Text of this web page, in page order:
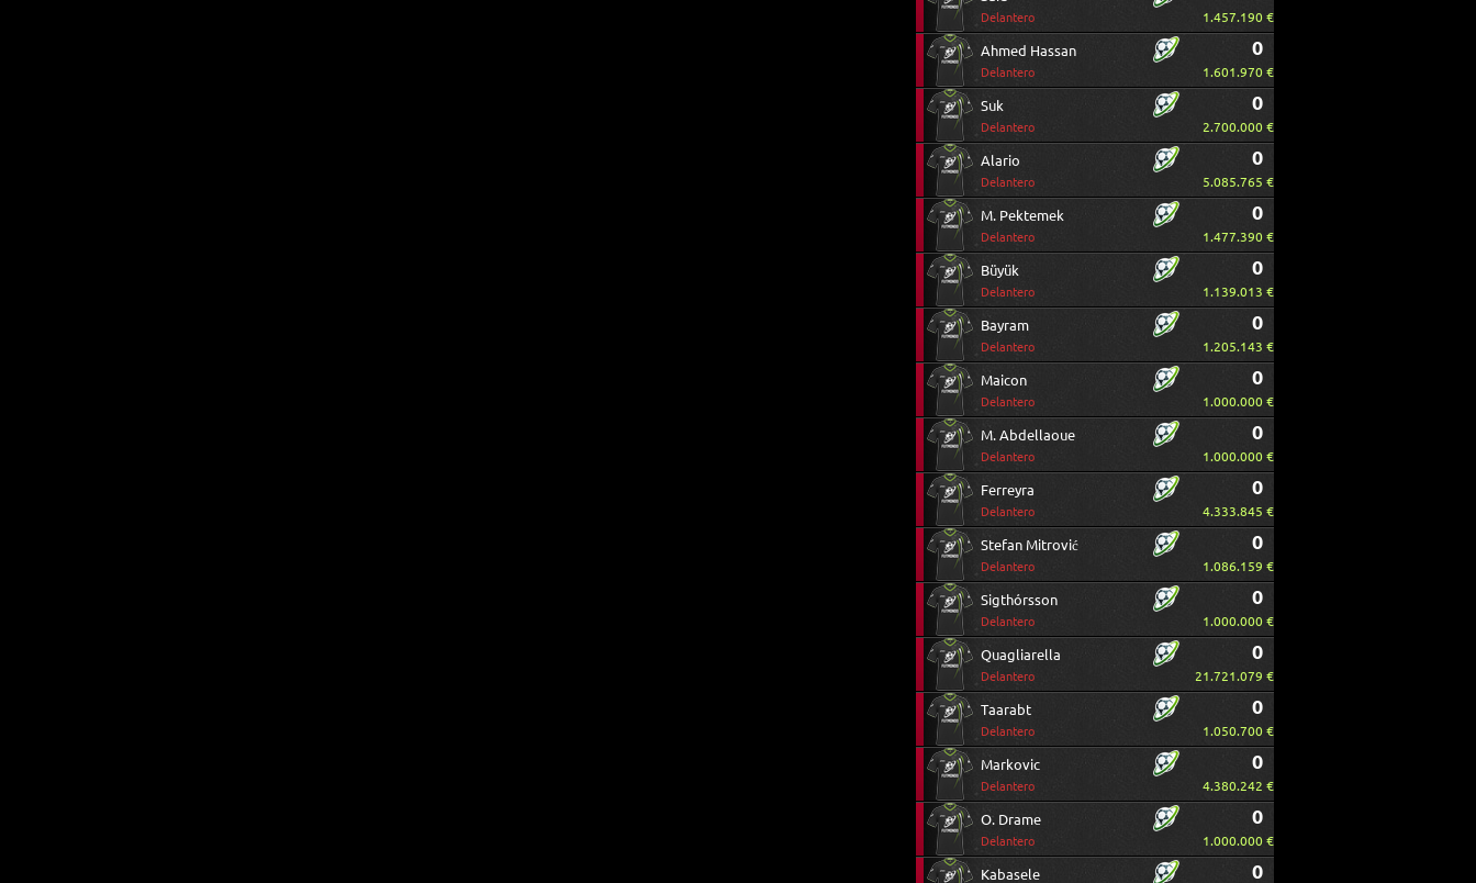
Delantero 1.457.190 €
Ahmed Hassan
Delantero
0
1.601.970 €
Suk
Delantero
0
2.700.000 €
Alario
Delantero
0
5.085.765 €
M. Pektemek
Delantero
0
1.477.390 €
Büyük
Delantero
0
1.139.013 €
Bayram
Delantero
0
1.205.143 €
Maicon
Delantero
0
1.000.000 €
M. Abdellaoue
Delantero
0
1.000.000 €
Ferreyra
Delantero
0
4.333.845 €
Stefan Mitrović
Delantero
0
1.086.159 €
Sigthórsson
Delantero
0
1.000.000 €
Quagliarella
Delantero
0
21.721.079 €
Taarabt
Delantero
0
1.050.700 €
Markovic
Delantero
0
4.380.242 €
O. Drame
Delantero
0
1.000.000 €
Kabasele 0